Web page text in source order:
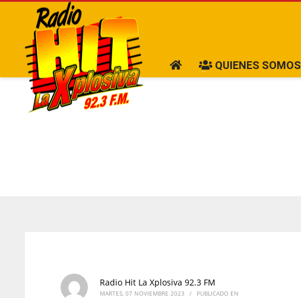
QUIENES SOMOS
Radio Hit La Xplosiva 92.3 FM
MARTES, 07 NOVIEMBRE 2023 / PUBLICADO EN